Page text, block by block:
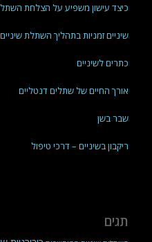
כיצד עישון משפיע על הצלחת
שיניים זמניות בתהליך השתלת שיניים
כתרים לשיניים
אורך החיים של שתלים דנטליים
שבר בשן
ריקבון בשיניים – דרכי טיפול
תגים